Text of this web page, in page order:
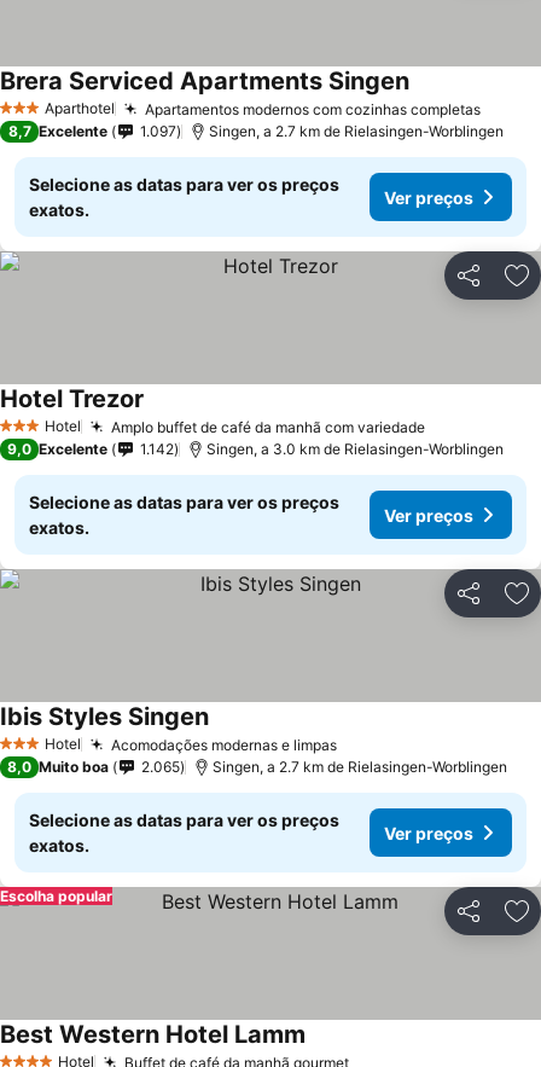
3 EstrelasAparthotel Apartamentos modernos com cozinhas completas
Brera Serviced Apartments Singen
8,7 Excelente 1.097 Singen, a 2.7 km de Rielasingen-Worblingen
Selecione as datas para ver os preços
exatos.
Ver preços
Partilhar
3 EstrelasHotel Amplo buffet de café da manhã com variedade
Hotel Trezor
9,0 Excelente 1.142 Singen, a 3.0 km de Rielasingen-Worblingen
Selecione as datas para ver os preços
exatos.
Ver preços
Partilhar
3 EstrelasHotel Acomodações modernas e limpas
Ibis Styles Singen
8,0 Muito boa 2.065 Singen, a 2.7 km de Rielasingen-Worblingen
Selecione as datas para ver os preços
exatos.
Ver preços
Partilhar
Escolha popular
Hotel Buffet de café da manhã gourmet
Best Western Hotel Lamm